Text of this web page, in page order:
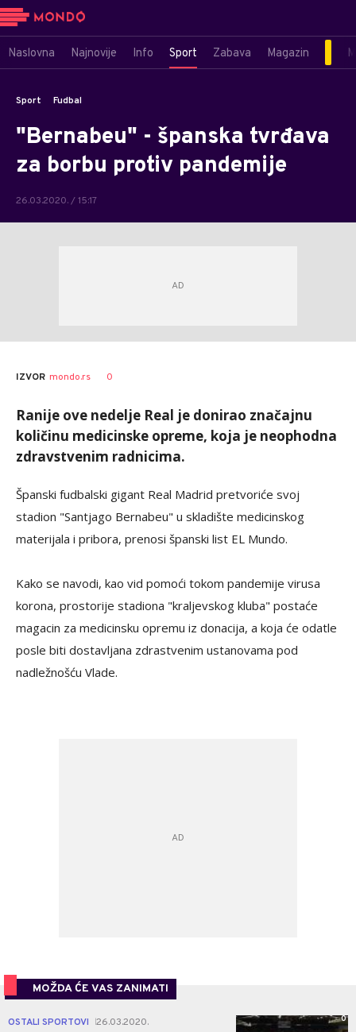
Naslovna Najnovije Info Sport Zabava Magazin
Sport Fudbal
"Bernabeu" - španska tvrđava
za borbu protiv pandemije
26.03.2020. / 15:17
IZVOR mondo.rs 0
Ranije ove nedelje Real je donirao značajnu
količinu medicinske opreme, koja je neophodna
zdravstvenim radnicima.
Španski fudbalski gigant Real Madrid pretvoriće svoj
stadion "Santjago Bernabeu" u skladište medicinskog
materijala i pribora, prenosi španski list EL Mundo.
Kako se navodi, kao vid pomoći tokom pandemije virusa
korona, prostorije stadiona "kraljevskog kluba" postaće
magacin za medicinsku opremu iz donacija, a koja će odatle
posle biti dostavljana zdrastvenim ustanovama pod
nadležnošću Vlade.
MOŽDA ĆE VAS ZANIMATI
OSTALI SPORTOVI 26.03.2020. 0